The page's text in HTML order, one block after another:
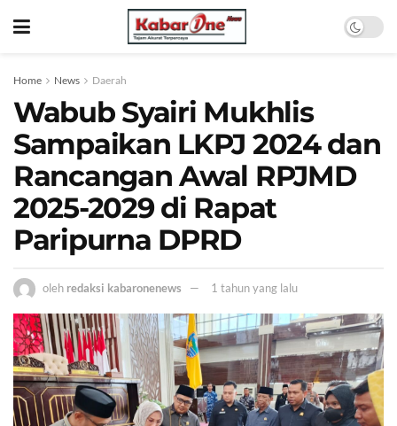
Home News Daerah
Wabub Syairi Mukhlis
Sampaikan LKPJ 2024 dan
Rancangan Awal RPJMD
2025-2029 di Rapat
Paripurna DPRD
oleh redaksi kabaronenews 1 tahun yang lalu